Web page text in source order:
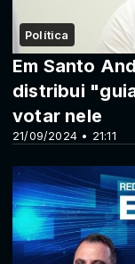
Política
21/09/2024 • 21:11
Em Santo
distribui
votar nele